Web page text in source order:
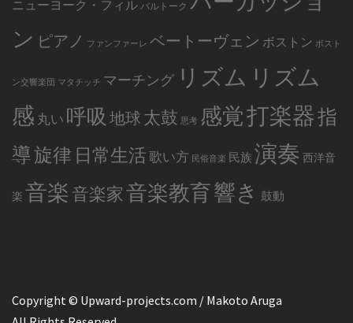
ニューヨーク・フィル バルトーク
ン ピアノ ファンファーレ ベートーヴェン ボストン ボスト
ン交響楽団 マタチッチ マーチング リズム リズム
感 丸い 呼吸 地球太鼓 思考 感覚打楽器指
導旋律 日常生活歌い方 民俗音楽 民族 演奏 西洋音
楽 音楽音楽家音楽教育響き 鼓動
Copyright © Upward-projects.com / Makoto Aruga